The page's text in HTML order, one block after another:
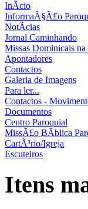
InÃ­cio
InformaÃ§Ã£o
NotÃ­cias
Jornal Caminhando
Missas Dominicais na
Apontadores
Contactos
Galeria de Imagens
Para ler...
Contactos -
Documentos
Centro Paroquial
MissÃ£o BÃ­blica
CartÃ³rio/Igreja
Escuteiros
Itens